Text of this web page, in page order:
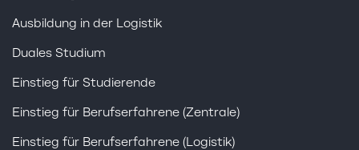
Ausbildung in der Logistik
Duales Studium
Einstieg für Studierende
Einstieg für Berufserfahrene (Zentrale)
Einstieg für Berufserfahrene (Logistik)